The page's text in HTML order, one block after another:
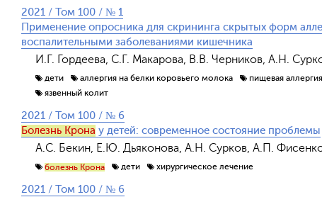
2021 / Том 100 / № 1
Применение опросника для скрининга скрытых форм
воспалительными заболеваниями кишечника
И.Г. Гордеева, С.Г. Макарова, В.В. Черников, А.Н.
дети аллергия на белки коровьего молока пищевая аллергия
язвенный колит
2021 / Том 100 / № 6
Болезнь Крона у детей: современное состояние проблемы
А.С. Бекин, Е.Ю. Дьяконова, А.Н. Сурков, А.П.
болезнь Крона дети хирургическое лечение
2021 / Том 100 / № 6